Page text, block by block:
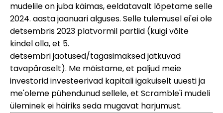
mudelile on juba käimas, eeldatavalt lõpetame selle
2024. aasta jaanuari alguses. Selle tulemusel ei'ei ole
detsembris 2023 platvormil partiid (kuigi võite
kindel olla, et 5.
detsembri jaotused/tagasimaksed jätkuvad
tavapäraselt). Me mõistame, et paljud meie
investorid investeerivad kapitali igakuiselt uuesti ja
me'oleme pühendunud sellele, et Scramble'i mudeli
üleminek ei häiriks seda mugavat harjumust.